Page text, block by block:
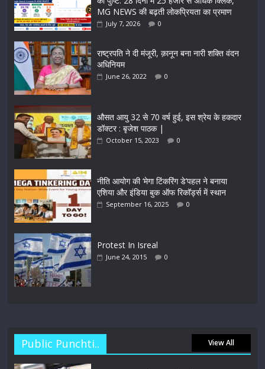
MG NEWS की बढ़ती लोकप्रियता का प्रमाण
July 7, 2026 0
राष्ट्रपति ने दी मंजूरी, क़ानून बना नारी शक्ति वंदन
अधिनियम
June 26, 2022 0
औसत आयु 32 से 70 वर्ष हुई, इस श्रेय के हकदार
डॉक्टर : बृजेश पाठक |
October 15, 2023 0
नीति आयोग की ‘मेगा टिंकरिंग डे’पहल ने बनाया
एशिया और इंडिया बुक ऑफ रिकॉर्ड्स में स्थान
September 16, 2025 0
Protest In Isreal
June 24, 2015 0
Public Punchti.. View All